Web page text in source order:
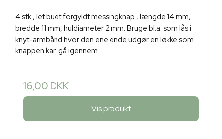
4 stk., let buet forgyldt messingknap , længde 14 mm,
bredde 11 mm, huldiameter 2 mm. Bruge bl.a. som lås i
knyt-armbånd hvor den ene ende udgør en løkke som
knappen kan gå igennem.
16,00 DKK
Vis produkt